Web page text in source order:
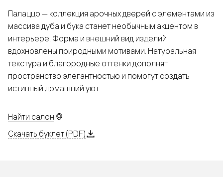
Палаццо — коллекция арочных дверей с элементами из
массива дуба и бука станет необычным акцентом в
интерьере. Форма и внешний вид изделий
вдохновлены природными мотивами. Натуральная
текстура и благородные оттенки дополнят
пространство элегантностью и помогут создать
истинный домашний уют.
Найти салон
Скачать буклет (PDF)